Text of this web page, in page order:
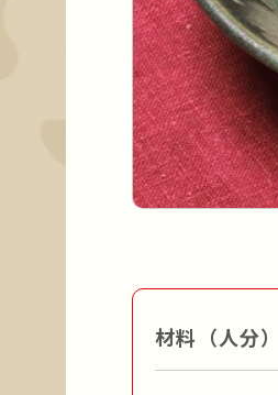
材料（人分）